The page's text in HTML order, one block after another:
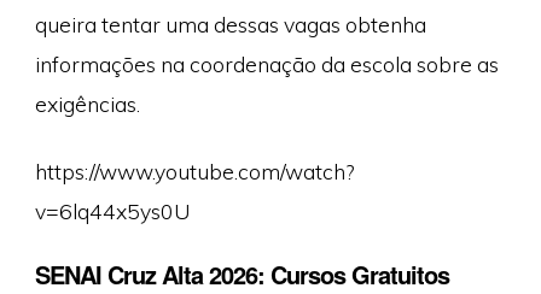
queira tentar uma dessas vagas obtenha
informações na coordenação da escola sobre as
exigências.
https://www.youtube.com/watch?
v=6lq44x5ys0U
SENAI Cruz Alta 2026: Cursos Gratuitos